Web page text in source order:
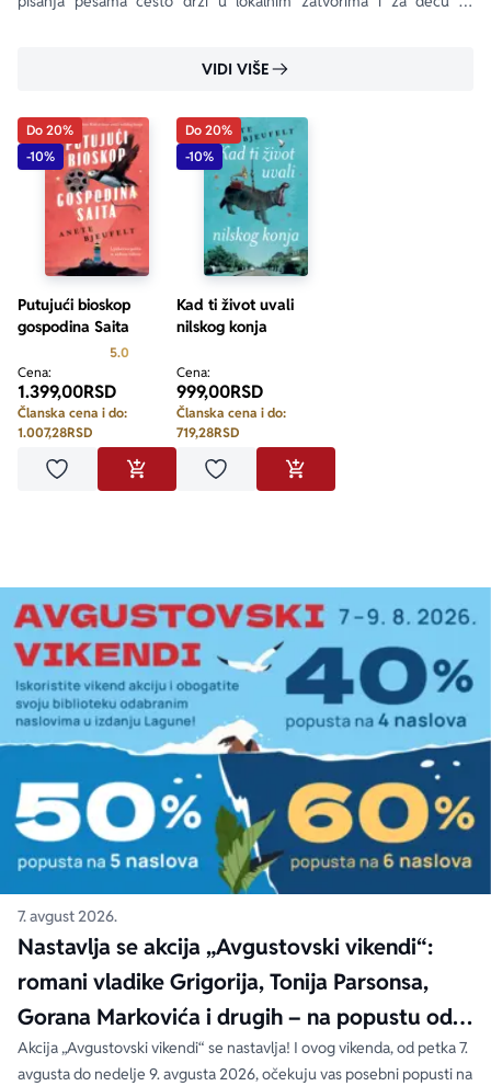
VIDI VIŠE
Do 20%
-10%
Putujući bioskop
gospodina Saita
5.0
Cena:
1.399,00RSD
Članska cena i do:
1.007,28RSD
Dodaj u omiljeneDODAJ U KORPU
Do 20%
-10%
Kad ti život uvali
nilskog konja
Cena:
999,00RSD
Članska cena i do:
719,28RSD
Dodaj u omiljeneDODAJ U KORPU
7. avgust 2026.
Nastavlja se akcija „Avgustovski vikendi“:
romani vladike Grigorija, Tonija Parsonsa,
Gorana Markovića i drugih – na popustu od
čak 40, 50 i 60%
Akcija „Avgustovski vikendi“ se nastavlja! I ovog vikenda, od petka 7.
avgusta do nedelje 9. avgusta 2026, očekuju vas posebni popusti na